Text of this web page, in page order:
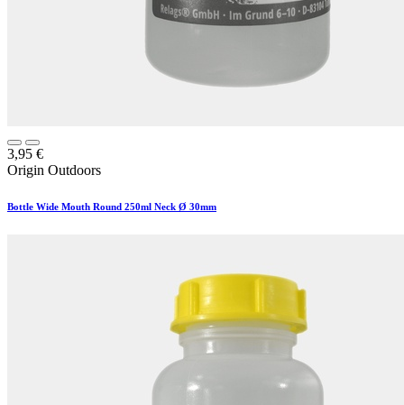
3,95 €
Origin Outdoors
Bottle Wide Mouth Round 250ml Neck Ø 30mm